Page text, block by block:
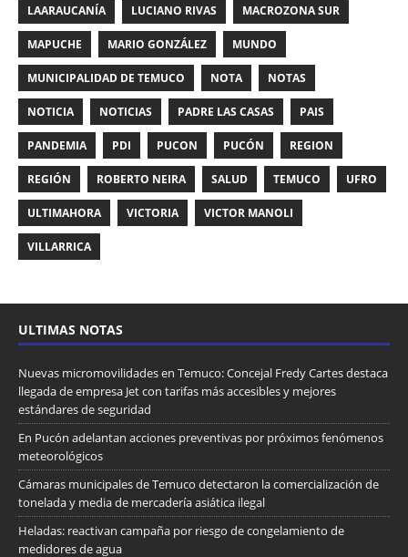
LAARAUCANÍA LUCIANO RIVAS MACROZONA SUR
MAPUCHE MARIO GONZÁLEZ MUNDO
MUNICIPALIDAD DE TEMUCO NOTA NOTAS
NOTICIA NOTICIAS PADRE LAS CASAS PAIS
PANDEMIA PDI PUCON PUCÓN REGION
REGIÓN ROBERTO NEIRA SALUD TEMUCO UFRO
ULTIMAHORA VICTORIA VICTOR MANOLI
VILLARRICA
ULTIMAS NOTAS
Nuevas micromovilidades en Temuco: Concejal Fredy Cartes destaca
llegada de empresa Jet con tarifas más accesibles y mejores
estándares de seguridad
En Pucón adelantan acciones preventivas por próximos fenómenos
meteorológicos
Cámaras municipales de Temuco detectaron la comercialización de
tonelada y media de mercadería asiática ilegal
Heladas: reactivan campaña por riesgo de congelamiento de
medidores de agua